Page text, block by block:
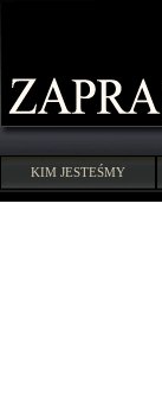
KIM JESTEŚMY